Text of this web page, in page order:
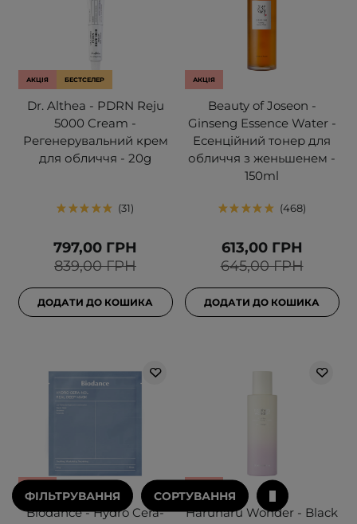
АКЦІЯ БЕСТСЕЛЕР
Dr. Althea - PDRN Reju
5000 Cream -
Регенерувальний крем
для обличчя - 20g
31
839,00 ГРН
797,00 ГРН
ДОДАТИ ДО КОШИКА
АКЦІЯ
Beauty of Joseon -
Ginseng Essence Water -
Есенційний тонер для
обличчя з женьшенем -
150ml
468
645,00 ГРН
613,00 ГРН
ДОДАТИ ДО КОШИКА
Biodance - Hydro Cera-
Haruharu Wonder - Black
ФІЛЬТРУВАННЯ СОРТУВАННЯ